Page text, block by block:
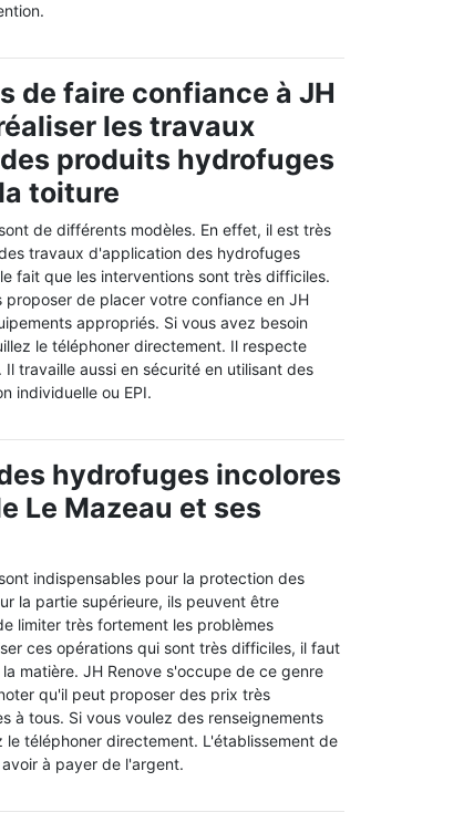
de faire confiance à JH
les travaux
produits hydrofuges
toiture
de différents modèles. En effet, il est très
travaux d'application des hydrofuges
fait que les interventions sont très difficiles.
proposer de placer votre confiance en JH
appropriés. Si vous avez besoin
le téléphoner directement. Il respecte
Il travaille aussi en sécurité en utilisant des
individuelle ou EPI.
hydrofuges incolores
Le Mazeau et ses
indispensables pour la protection des
la partie supérieure, ils peuvent être
limiter très fortement les problèmes
ces opérations qui sont très difficiles, il faut
matière. JH Renove s'occupe de ce genre
qu'il peut proposer des prix très
à tous. Si vous voulez des renseignements
le téléphoner directement. L'établissement de
à payer de l'argent.